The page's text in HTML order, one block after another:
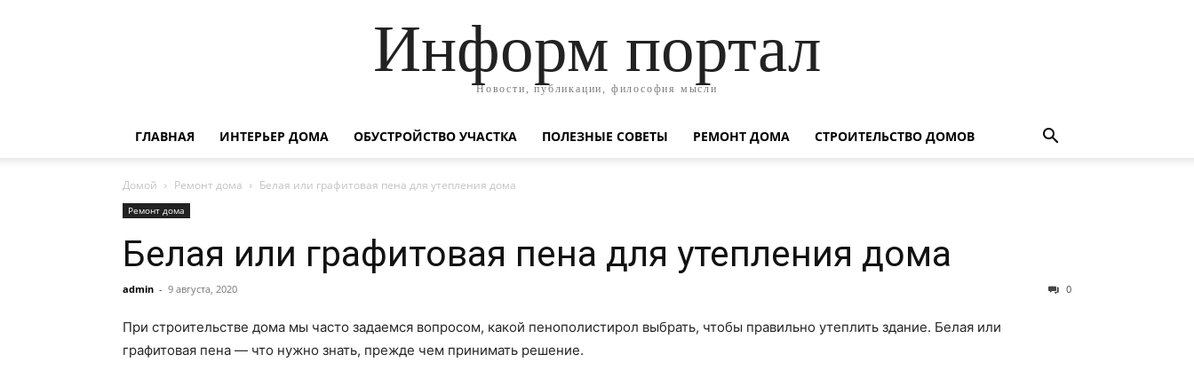
Информ портал
Новости, публикации, философия мысли
ГЛАВНАЯ ИНТЕРЬЕР ДОМА ОБУСТРОЙСТВО УЧАСТКА ПОЛЕЗНЫЕ СОВЕТЫ РЕМОНТ ДОМА СТРОИТЕЛЬСТВО ДОМОВ
Домой Ремонт дома Белая или графитовая пена для утепления дома
Ремонт дома
Белая или графитовая пена для утепления дома
admin - 9 августа, 2020 0
При строительстве дома мы часто задаемся вопросом, какой пенополистирол выбрать, чтобы правильно утеплить здание. Белая или
графитовая пена — что нужно знать, прежде чем принимать решение.